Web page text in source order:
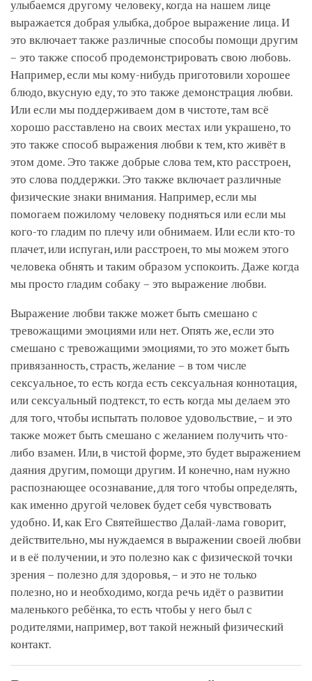
улыбаемся другому человеку, когда на нашем лице
выражается добрая улыбка, доброе выражение лица. И
это включает также различные способы помощи другим
– это также способ продемонстрировать свою любовь.
Например, если мы кому-нибудь приготовили хорошее
блюдо, вкусную еду, то это также демонстрация любви.
Или если мы поддерживаем дом в чистоте, там всё
хорошо расставлено на своих местах или украшено, то
это также способ выражения любви к тем, кто живёт в
этом доме. Это также добрые слова тем, кто расстроен,
это слова поддержки. Это также включает различные
физические знаки внимания. Например, если мы
помогаем пожилому человеку подняться или если мы
кого-то гладим по плечу или обнимаем. Или если кто-то
плачет, или испуган, или расстроен, то мы можем этого
человека обнять и таким образом успокоить. Даже когда
мы просто гладим собаку – это выражение любви.
Выражение любви также может быть смешано с
тревожащими эмоциями или нет. Опять же, если это
смешано с тревожащими эмоциями, то это может быть
привязанность, страсть, желание – в том числе
сексуальное, то есть когда есть сексуальная коннотация,
или сексуальный подтекст, то есть когда мы делаем это
для того, чтобы испытать половое удовольствие, – и это
также может быть смешано с желанием получить что-
либо взамен. Или, в чистой форме, это будет выражением
даяния другим, помощи другим. И конечно, нам нужно
распознающее осознавание, для того чтобы определять,
как именно другой человек будет себя чувствовать
удобно. И, как Его Святейшество Далай-лама говорит,
действительно, мы нуждаемся в выражении своей любви
и в её получении, и это полезно как с физической точки
зрения – полезно для здоровья, – и это не только
полезно, но и необходимо, когда речь идёт о развитии
маленького ребёнка, то есть чтобы у него был с
родителями, например, вот такой нежный физический
контакт.